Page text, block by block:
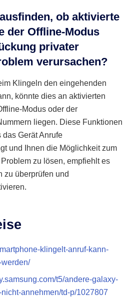
ob aktivierte
der Offline-Modus
privater
verursachen?
Klingeln den eingehenden
könnte dies an aktivierten
Modus oder der
liegen. Diese Funktionen
Gerät Anrufe
und Ihnen die Möglichkeit zum
zu lösen, empfiehlt es
zu überprüfen und
klingelt-anruf-kann-
t5/andere-galaxy-
annehmen/td-p/1027807